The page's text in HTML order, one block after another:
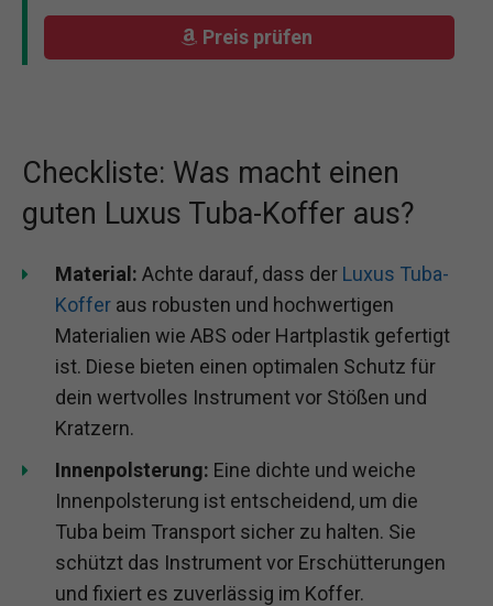
Preis prüfen
Checkliste: Was macht einen
guten Luxus Tuba-Koffer aus?
Material: Achte darauf, dass der Luxus Tuba-
Koffer aus robusten und hochwertigen
Materialien wie ABS oder Hartplastik gefertigt
ist. Diese bieten einen optimalen Schutz für
dein wertvolles Instrument vor Stößen und
Kratzern.
Innenpolsterung: Eine dichte und weiche
Innenpolsterung ist entscheidend, um die
Tuba beim Transport sicher zu halten. Sie
schützt das Instrument vor Erschütterungen
und fixiert es zuverlässig im Koffer.